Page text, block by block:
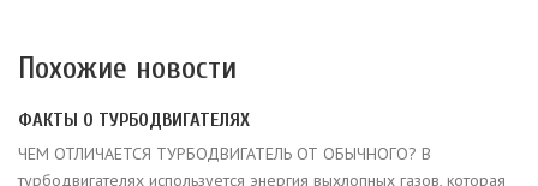
Похожие новости
ФАКТЫ О ТУРБОДВИГАТЕЛЯХ
ЧЕМ ОТЛИЧАЕТСЯ ТУРБОДВИГАТЕЛЬ ОТ ОБЫЧНОГО? В
турбодвигателях используется энергия выхлопных газов, которая